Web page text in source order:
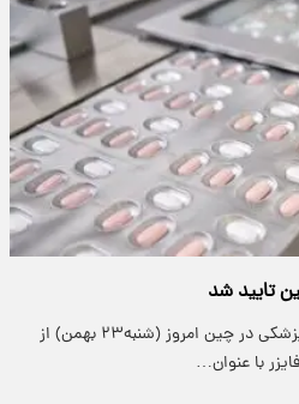
تایید شد
پارسینه: تنظیم‌کنندگان محصولات پزشکی در چین امروز (شنبه۲۳ بهمن) از
با عنوان…